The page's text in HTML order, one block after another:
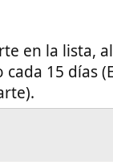
en la lista,
15 días